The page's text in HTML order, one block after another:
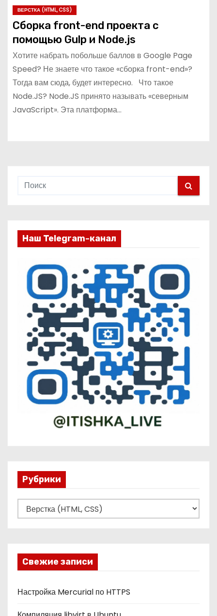
ВЕРСТКА (HTML, CSS)
Сборка front-end проекта с
помощью Gulp и Node.js
Хотите набрать побольше баллов в Google Page
Speed? Не знаете что такое «сборка front-end»?
Тогда вам сюда, будет интересно. Что такое
Node.JS? Node.JS принято называть «северным
JavaScript». Эта платформа…
Наш Telegram-канал
Рубрики
у
к
и
Свежие записи
Настройка Mercurial по HTTPS